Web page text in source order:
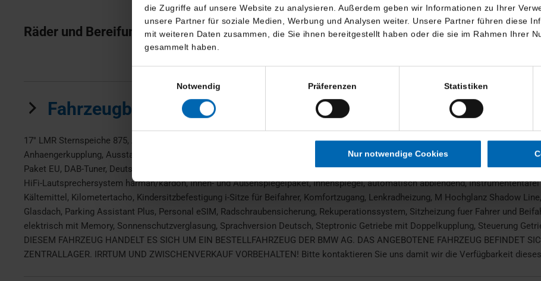
die Zugriffe auf unsere Website zu analysieren. Außerdem geben wir Informationen zu Ihrer
unsere Partner für soziale Medien, Werbung und Analysen weiter. Unsere Partner führen diese
mit weiteren Daten zusammen, die Sie ihnen bereitgestellt haben oder die sie im Rahmen Ihrer
gesammelt haben.
Notwendig
Präferenzen Statistiken
Nur notwendige Cookies
Räder und Bereifung
Fahrzeugbeschreibung
17'' LMR Sternspeiche 875, Abgastechnik EU6d/e, Ablage für Wireless Charging, Active Guard, Adaptiver LED-Scheinwerfer,
Anhaengerkupplung, Ausstattungspaket Professional, BMW Head-Up Display, BMW Individual Dachreling Hochglanz Shadow
Paket EU, DAB-Tuner, Deutsch / Bordliteratur, Driving Assistant Plus, EU-spezifische Zusatzumfaenge, Fernlichtassistent,
HiFi-Lautsprechersystem harman/kardon, Innen- und Außenspiegelpaket, Innenspiegel, automatisch abblendend,
Kältemittel, Kilometertacho, Kindersitzbefestigung i-Sitze für Beifahrer, Komfortzugang, Lenkradheizung, M Hochglanz Shadow
Glasdach, Parking Assistant Plus, Personal eSIM, Radschraubensicherung, Rekuperationssystem, Sitzheizung fuer Fahrer und
elektrisch mit Memory, Sonnenschutzverglasung, Sprachversion Deutsch, Steptronic Getriebe mit Doppelkupplung, Steuerung
DIESEM FAHRZEUG HANDELT ES SICH UM EIN BESTELLFAHRZEUG DER BMW AG. DAS ANGEBOTENE FAHRZEUG BEFINDET
ZENTRALLAGER. IRRTUM UND ZWISCHENVERKAUF VORBEHALTEN! Bitte kontaktieren Sie uns damit wir die Verfügbarkeit